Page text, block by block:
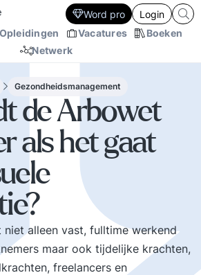
Vacatures
Boeken
Netwerk
Word pro Login
Gezondheidsmanagement
de Arbowet
als het gaat
alleen vast, fulltime werkend
maar ook tijdelijke krachten,
freelancers en